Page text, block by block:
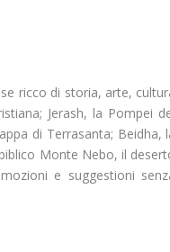
ricco di storia, arte,
Jerash, la Pompei
di Terrasanta; Beidha,
Monte Nebo, il
e suggestioni